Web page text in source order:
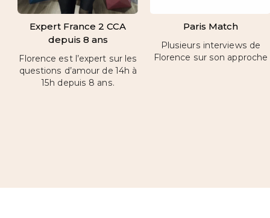
Expert France 2 CCA
depuis 8 ans
Florence est l’expert sur les
questions d’amour de 14h à
15h depuis 8 ans.
Paris Match
Plusieurs interviews de
Florence sur son approche